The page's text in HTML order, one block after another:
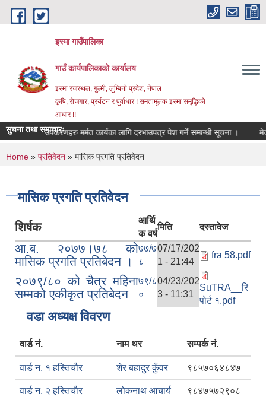
Skip to main content
इस्मा गाउँपालिका
गाउँ कार्यपालिकाको कार्यालय
इस्मा रजस्थल, गुल्मी, लुम्बिनी प्रदेश, नेपाल
कृषि, रोजगार, प्रर्यटन र पुर्वाधार ! समतामूलक इस्मा समृद्धिको
आधार !!
सुचना तथा समाचारः
उपकरणहरु मर्मत कार्यका लागि दरभाउपत्र पेश गर्ने सम्बन्धी सूचना ।
You are here
Home » प्रतिवेदन » मासिक प्रगति प्रतिवेदन
मासिक प्रगति प्रतिवेदन
शिर्षक
आर्थि
क वर्ष
मिति दस्तावेज
आ.ब. २०७७।७८ को
मासिक प्रगति प्रतिबेदन ।
७७/७
८
07/17/202
1 - 21:44
fra 58.pdf
२०७९/८० को चैत्र महिना
सम्मको एकीकृत प्रतिबेदन
७९/८
०
04/23/202
3 - 11:31
SuTRA__रि
पोर्ट १.pdf
वडा अध्यक्ष विवरण
वार्ड नं. नाम थर सम्पर्क नं.
वार्ड न. १ हस्तिचौर शेर बहादुर कुँवर ९८५७०६४८४७
वार्ड न. २ हस्तिचौर लोकनाथ आचार्य ९८४७५७२९०८